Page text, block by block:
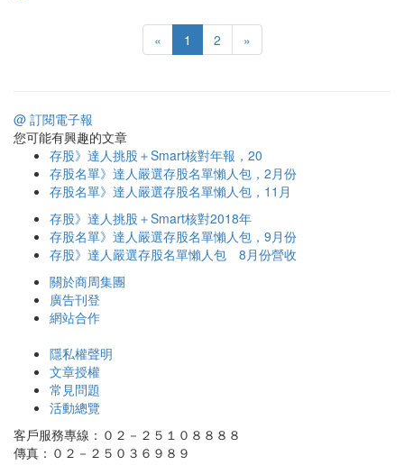
« 1 2 »
@ 訂閱電子報
您可能有興趣的文章
存股》達人挑股＋Smart核對年報，20
存股名單》達人嚴選存股名單懶人包，2月份
存股名單》達人嚴選存股名單懶人包，11月
存股》達人挑股＋Smart核對2018年
存股名單》達人嚴選存股名單懶人包，9月份
存股》達人嚴選存股名單懶人包 8月份營收
關於商周集團
廣告刊登
網站合作
隱私權聲明
文章授權
常見問題
活動總覽
客戶服務專線：０２－２５１０８８８８
傳真：０２－２５０３６９８９